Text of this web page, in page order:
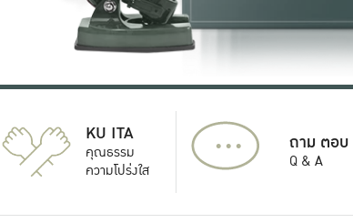
KU ITA
คุณธรรม
ความโปร่งใส
... ถาม ตอบ
Q & A